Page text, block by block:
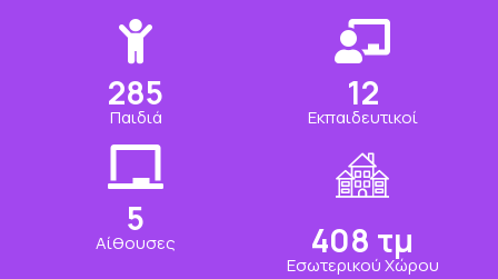
350
Παιδιά
15
Εκπαιδευτικοί
7
Αίθουσες 500 τμ
Εσωτερικού Χώρου